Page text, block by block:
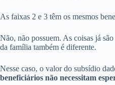
As faixas 2 e 3 têm os mesmos
Não, não possuem. As coisas já
da família também é diferente.
Nesse caso, o valor do subsídio
beneficiários não necessitam